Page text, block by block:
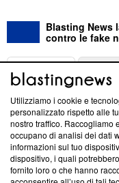
Blasting News
contro le fake
ABOUT
Questa sezione offre
News, sui nostri
creare news di qualità.
‘Trust Project - News
ancora membro del
parte; Trust Project
Utilizziamo i cookie e
personalizzato rispetto alle
nostro traffico. Raccogliamo
occupano di analisi dei dati
informazioni sul tuo
dispositivo, i quali
fornito loro o che hanno